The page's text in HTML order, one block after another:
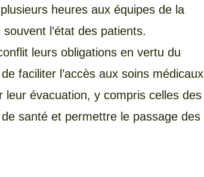
heures aux équipes de la
l’état des patients.
leurs obligations en vertu du
faciliter l’accès aux soins médicaux
leur évacuation, y compris celles des
santé et permettre le passage des